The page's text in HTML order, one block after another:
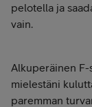
pelotella ja
vain.
Alkuperäinen
mielestäni
paremman